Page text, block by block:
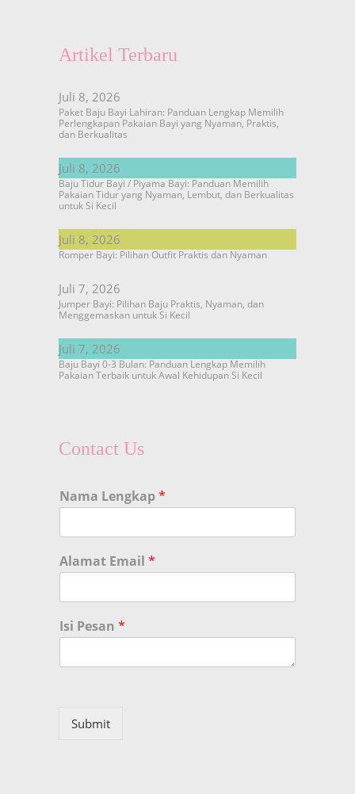
Artikel Terbaru
Juli 8, 2026
Paket Baju Bayi Lahiran: Panduan Lengkap Memilih
Perlengkapan Pakaian Bayi yang Nyaman, Praktis,
dan Berkualitas
Juli 8, 2026
Baju Tidur Bayi / Piyama Bayi: Panduan Memilih
Pakaian Tidur yang Nyaman, Lembut, dan Berkualitas
untuk Si Kecil
Juli 8, 2026
Romper Bayi: Pilihan Outfit Praktis dan Nyaman
Juli 7, 2026
Jumper Bayi: Pilihan Baju Praktis, Nyaman, dan
Menggemaskan untuk Si Kecil
Juli 7, 2026
Baju Bayi 0-3 Bulan: Panduan Lengkap Memilih
Pakaian Terbaik untuk Awal Kehidupan Si Kecil
Contact Us
Nama Lengkap*
Alamat Email *
Isi Pesan *
Submit